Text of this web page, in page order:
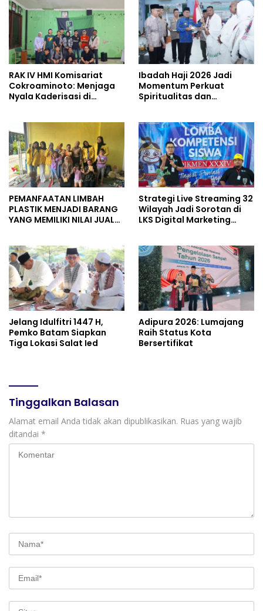
RAK IV HMI Komisariat
Cokroaminoto: Menjaga
Nyala Kaderisasi di
Ibadah Haji 2026 Jadi
Momentum Perkuat
Spiritualitas dan
PEMANFAATAN LIMBAH
PLASTIK MENJADI BARANG
YANG MEMILIKI NILAI JUAL
Strategi Live Streaming 32
Wilayah Jadi Sorotan di
LKS Digital Marketing
Jelang Idulfitri 1447 H,
Pemko Batam Siapkan
Tiga Lokasi Salat Ied
Adipura 2026: Lumajang
Raih Status Kota
Bersertifikat
Tinggalkan Balasan
Alamat email Anda tidak akan dipublikasikan. Ruas yang wajib
ditandai *